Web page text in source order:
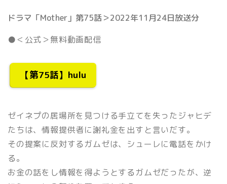
ドラマ「Mother」第75話＞2022年11月24日放送分
●＜公式＞無料動画配信
【第75話】hulu
ゼイネプの居場所を見つける手立てを失ったジャヒデ
たちは、情報提供者に謝礼金を出すと言いだす。
その提案に反対するガムゼは、シューレに電話をかけ
る。
お金の話をし情報を得ようとするガムゼだったが、逆